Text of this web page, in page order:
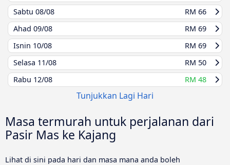
Sabtu 08/08
RM 66
Ahad 09/08
RM 69
Isnin 10/08
RM 69
Selasa 11/08
RM 50
Rabu 12/08 RM 48
Tunjukkan Lagi Hari
Masa termurah untuk perjalanan dari
Pasir Mas ke Kajang
Lihat di sini pada hari dan masa mana anda boleh